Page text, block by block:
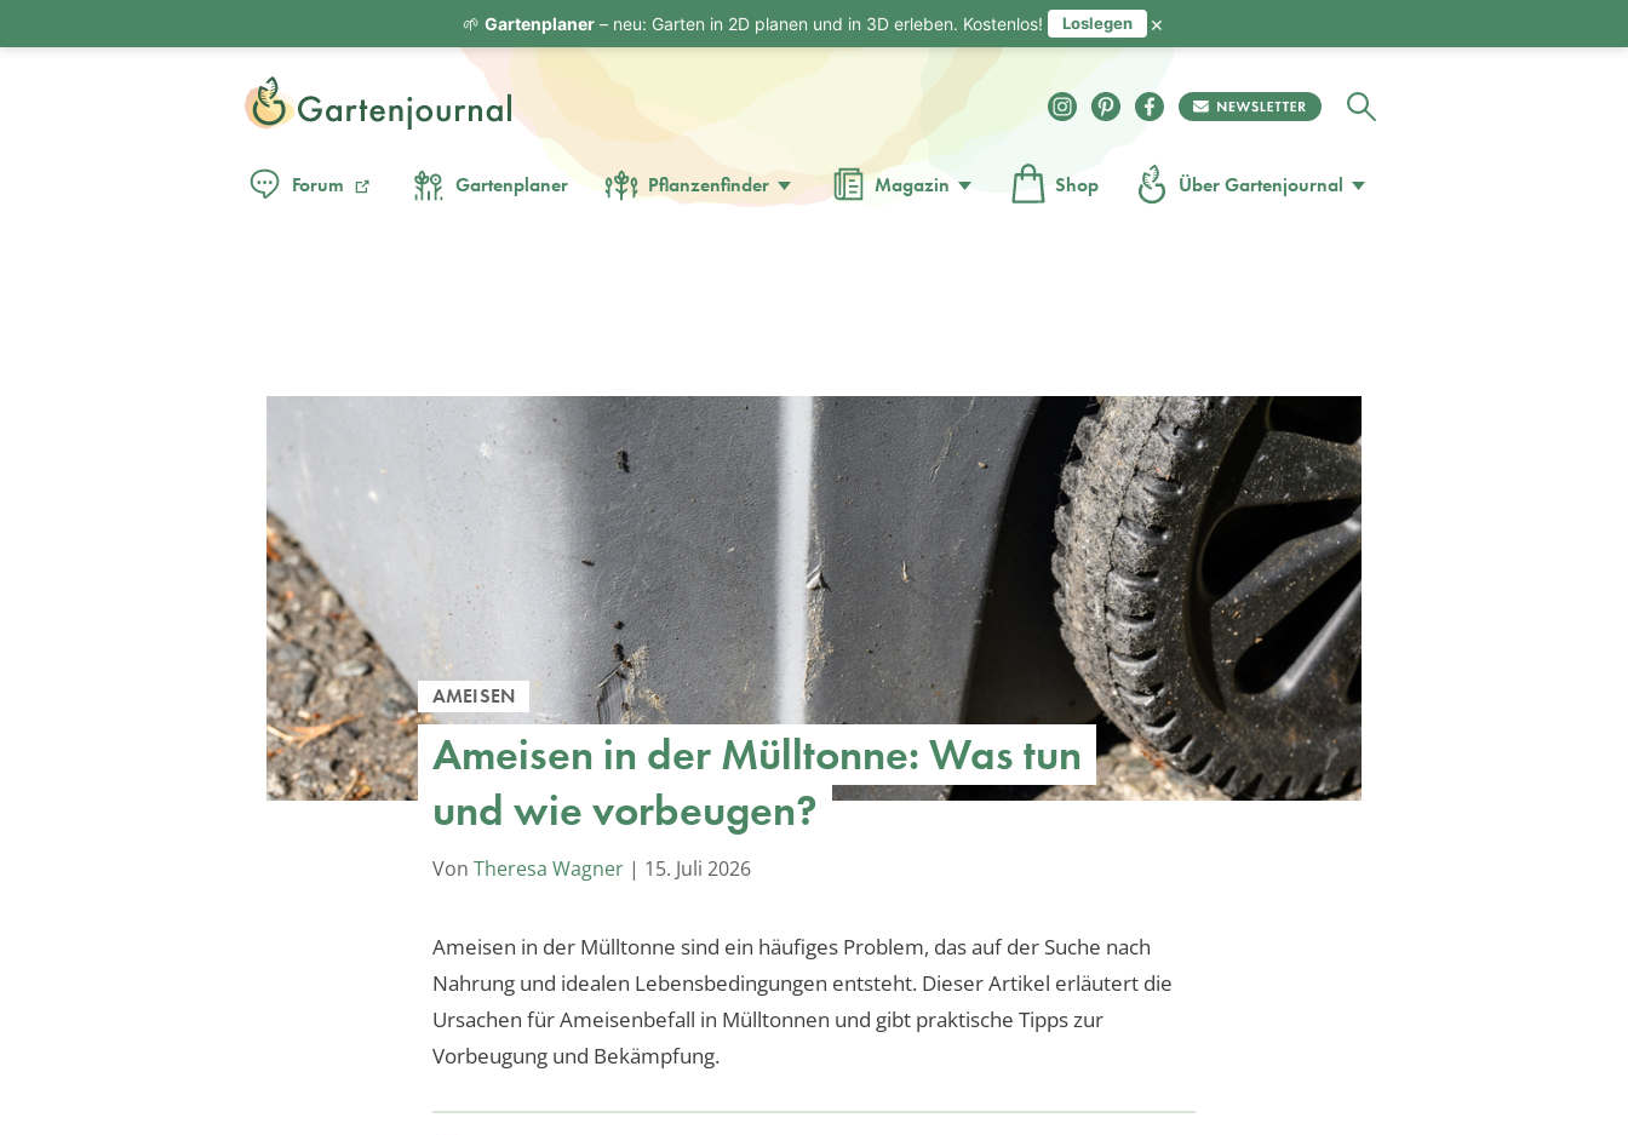
Forum Gartenplaner Pflanzenfinder Magazin Shop Über Gartenjournal
AMEISEN
Ameisen in der Mülltonne: Was tun
und wie vorbeugen?
Von Theresa Wagner | 15. Juli 2026
Ameisen in der Mülltonne sind ein häufiges Problem, das auf der Suche nach
Nahrung und idealen Lebensbedingungen entsteht. Dieser Artikel erläutert die
Ursachen für Ameisenbefall in Mülltonnen und gibt praktische Tipps zur
Vorbeugung und Bekämpfung.
🌱 Gartenplaner– neu: Garten in 2D planen und in 3D erleben. Kostenlos! Loslegen ×